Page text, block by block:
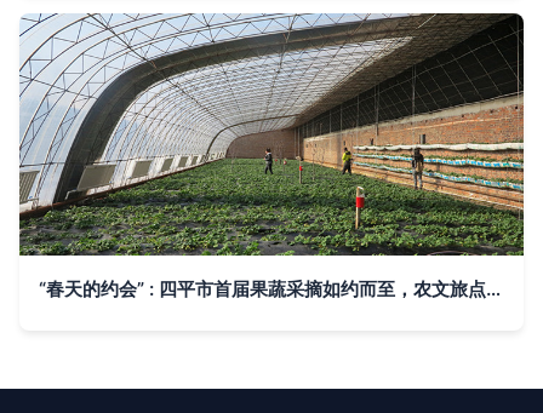
“春天的约会” : 四平市首届果蔬采摘如约而至，农文旅点亮采摘新脉动